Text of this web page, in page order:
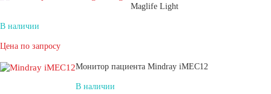
Maglife Light
В наличии
Цена по запросу
Монитор пациента Mindray iMEC12
В наличии